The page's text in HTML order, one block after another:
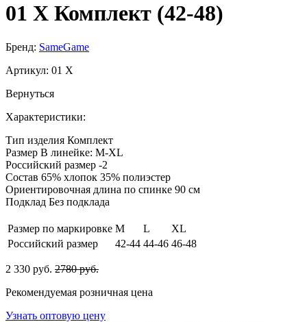
01 X Комплект (42-48)
Бренд: SameGame
Артикул: 01 X
Вернуться
Характеристики:
Тип изделия Комплект
Размер В линейке: M-XL
Российский размер -2
Состав 65% хлопок 35% полиэстер
Ориентировочная длина по спинке 90 см
Подклад Без подклада
Размер по маркировке M L
XL
Российский размер
42-44 44-46 46-48
2 330 руб. 2780 руб.
Рекомендуемая розничная цена
Узнать оптовую цену